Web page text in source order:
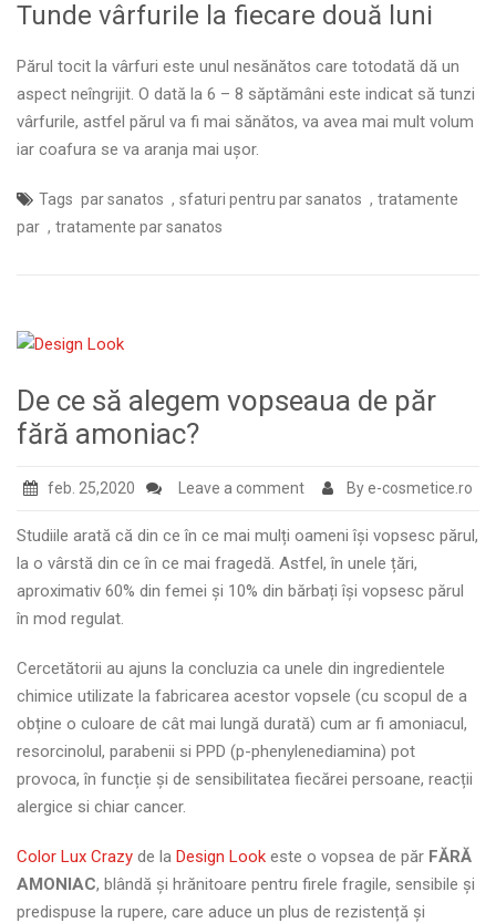
Tunde vârfurile la fiecare două luni
Părul tocit la vârfuri este unul nesănătos care totodată dă un
aspect neîngrijit. O dată la 6 – 8 săptămâni este indicat să tunzi
vârfurile, astfel părul va fi mai sănătos, va avea mai mult volum
iar coafura se va aranja mai ușor.
Tags par sanatos , sfaturi pentru par sanatos , tratamente
par , tratamente par sanatos
De ce să alegem vopseaua de păr
fără amoniac?
feb. 25,2020 Leave a comment By e-cosmetice.ro
Studiile arată că din ce în ce mai mulți oameni își vopsesc părul,
la o vârstă din ce în ce mai fragedă. Astfel, în unele țări,
aproximativ 60% din femei și 10% din bărbați își vopsesc părul
în mod regulat.
Cercetătorii au ajuns la concluzia ca unele din ingredientele
chimice utilizate la fabricarea acestor vopsele (cu scopul de a
obține o culoare de cât mai lungă durată) cum ar fi amoniacul,
resorcinolul, parabenii si PPD (p-phenylenediamina) pot
provoca, în funcție și de sensibilitatea fiecărei persoane, reacții
alergice si chiar cancer.
Color Lux Crazy de la Design Look este o vopsea de păr FĂRĂ
AMONIAC, blândă și hrănitoare pentru firele fragile, sensibile și
predispuse la rupere, care aduce un plus de rezistență și